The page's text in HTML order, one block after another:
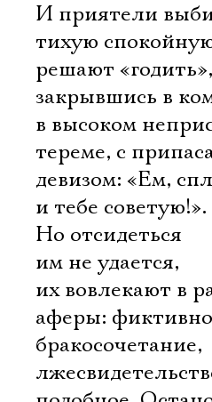
И приятели
тихую
решают «годить»,
закрывшись в
в высоком
тереме, с
девизом: «Ем,
и тебе советую!».
Но отсидеться
им не удается,
их вовлекают в
аферы:
бракосочетание,